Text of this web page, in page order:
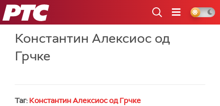
РТС
Константин Алексиос од
Грчке
Таг: Константин Алексиос од Грчке